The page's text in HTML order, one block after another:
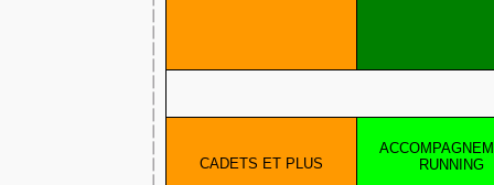
CADETS ET PLUS
RUNNING